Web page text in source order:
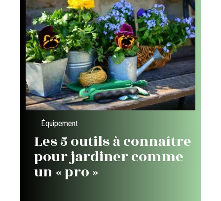
Équipement
Les 5 outils à connaître
pour jardiner comme
un « pro »